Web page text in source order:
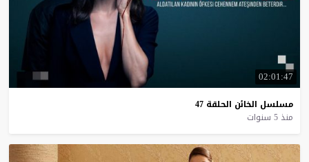
02:01:47
مسلسل الخائن الحلقة 47
منذ 5 سنوات